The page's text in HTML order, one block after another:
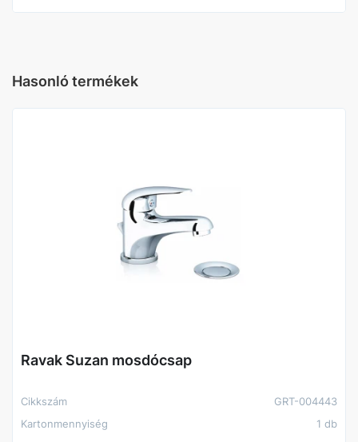
Hasonló termékek
Ravak Suzan mosdócsap
Cikkszám
GRT-004443
Kartonmennyiség
1 db